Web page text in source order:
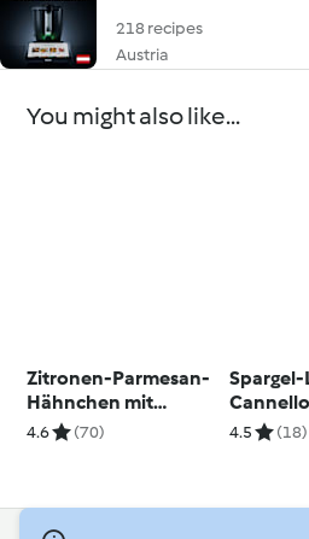
218 recipes
Austria
You might also like...
Zitronen-Parmesan-
Hähnchen mit
Zucchininudeln
4.6 (70) 4.5 (18)